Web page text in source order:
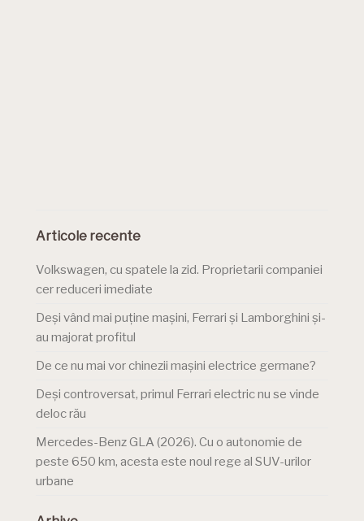
Articole recente
Volkswagen, cu spatele la zid. Proprietarii companiei
cer reduceri imediate
Deși vând mai puține mașini, Ferrari și Lamborghini și-
au majorat profitul
De ce nu mai vor chinezii mașini electrice germane?
Deși controversat, primul Ferrari electric nu se vinde
deloc rău
Mercedes-Benz GLA (2026). Cu o autonomie de
peste 650 km, acesta este noul rege al SUV-urilor
urbane